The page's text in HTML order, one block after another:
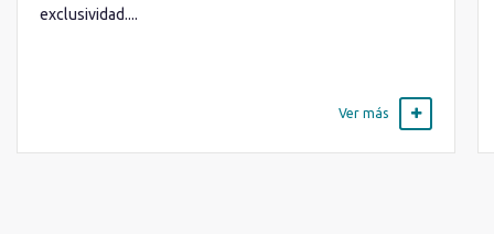
exclusividad....
Ver más